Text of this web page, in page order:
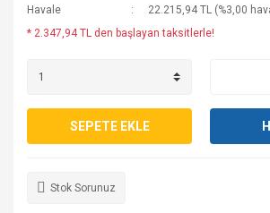
Havale
22.215,94 TL (%3,00
* 2.347,94 TL den başlayan taksitlerle!
SEPETE EKLE
Stok Sorunuz